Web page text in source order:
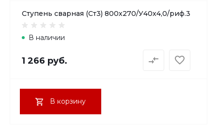
Ступень сварная (Ст3) 800х270/У40х4,0/риф.3
В наличии
1 266 руб.
В корзину